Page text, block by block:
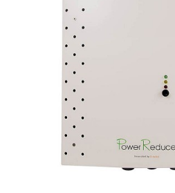
My account
Produttori
Sample Page